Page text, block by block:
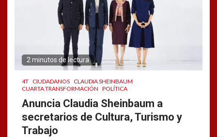
2 minutos de lectura
4T CIUDADANOS CLAUDIA SHEINBAUM
CUARTA TRANSFORMACIÓN POLÍTICA
Anuncia Claudia Sheinbaum a
secretarios de Cultura, Turismo y
Trabajo